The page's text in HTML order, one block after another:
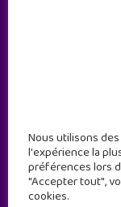
Nous utilisons
l'expérience la
préférences lors
"Accepter tout",
cookies.